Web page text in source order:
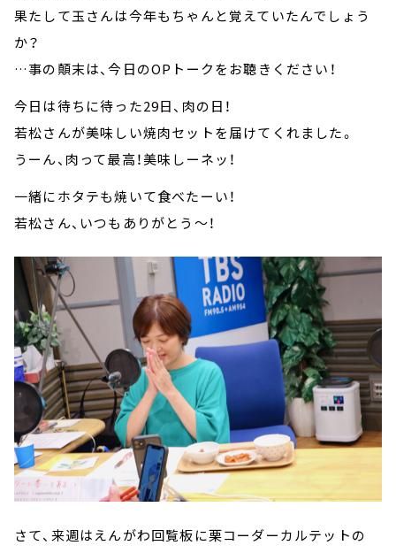
果たして玉さんは今年もちゃんと覚えていたんでしょう
か？
…事の顛末は、今日のOPトークをお聴きください！
今日は待ちに待った29日、肉の日！
若松さんが美味しい焼肉セットを届けてくれました。
うーん、肉って最高！美味しーネッ！
一緒にホタテも焼いて食べたーい！
若松さん、いつもありがとう～！
さて、来週はえんがわ回覧板に栗コーダーカルテットの